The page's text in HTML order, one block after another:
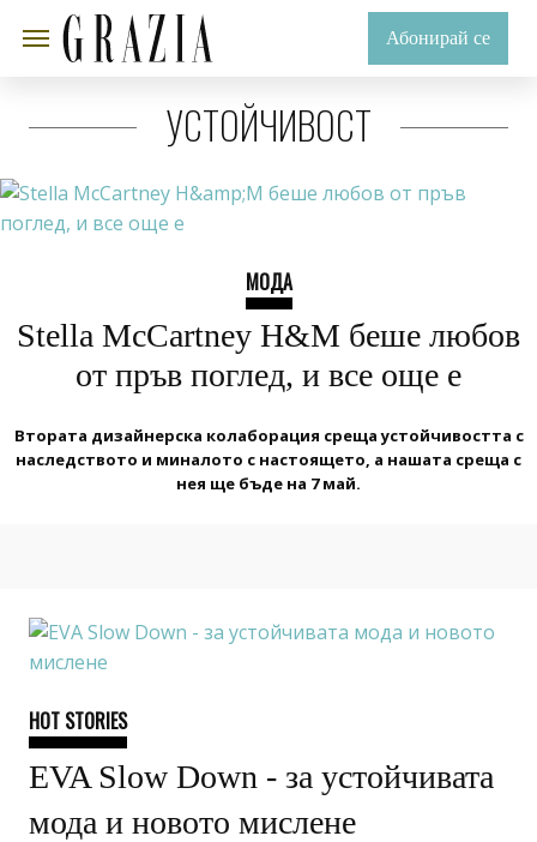
Абонирай се
УСТОЙЧИВОСТ
МОДА
Stella McCartney H&M беше любов
от пръв поглед, и все още е
Втората дизайнерска колаборация среща устойчивостта с
наследството и миналото с настоящето, а нашата среща с
нея ще бъде на 7 май.
HOT STORIES
EVA Slow Down - за устойчивата
мода и новото мислене